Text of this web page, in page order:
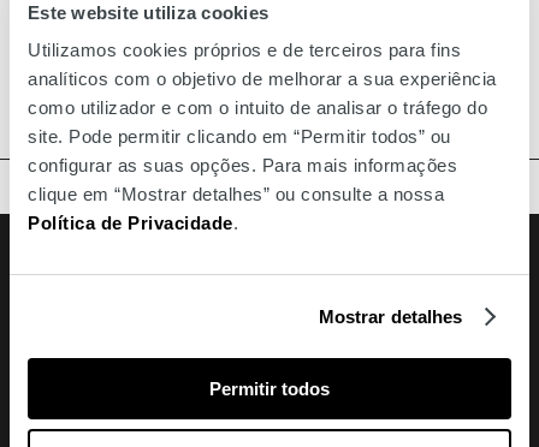
Este website utiliza cookies
Utilizamos cookies próprios e de terceiros para fins
analíticos com o objetivo de melhorar a sua experiência
como utilizador e com o intuito de analisar o tráfego do
site. Pode permitir clicando em “Permitir todos” ou
configurar as suas opções. Para mais informações
clique em “Mostrar detalhes” ou consulte a nossa
Política de Privacidade.
Mostrar detalhes
Permitir todos
TOPO
amoreiras-shopping@mundicenter.pt
Av. Eng. Duarte Pacheco
1070-103 Lisboa